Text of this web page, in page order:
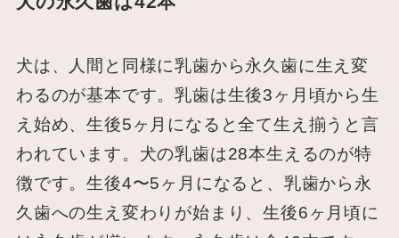
犬は、人間と同様に乳歯から永久歯に生え変
わるのが基本です。乳歯は生後3ヶ月頃から生
え始め、生後5ヶ月になると全て生え揃うと言
われています。犬の乳歯は28本生えるのが特
徴です。生後4〜5ヶ月になると、乳歯から永
久歯への生え変わりが始まり、生後6ヶ月頃に